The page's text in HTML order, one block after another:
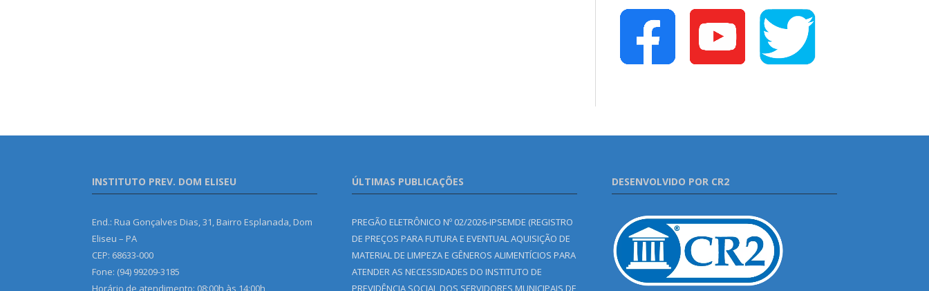
INSTITUTO PREV. DOM ELISEU
End.: Rua Gonçalves Dias, 31, Bairro Esplanada, Dom
Eliseu – PA
CEP: 68633-000
Fone: (94) 99209-3185
Horário de atendimento: 08:00h às 14:00h
ÚLTIMAS PUBLICAÇÕES
PREGÃO ELETRÔNICO Nº 02/2026-IPSEMDE (REGISTRO
DE PREÇOS PARA FUTURA E EVENTUAL AQUISIÇÃO DE
MATERIAL DE LIMPEZA E GÊNEROS ALIMENTÍCIOS PARA
ATENDER AS NECESSIDADES DO INSTITUTO DE
PREVIDÊNCIA SOCIAL DOS SERVIDORES MUNICIPAIS DE
DESENVOLVIDO POR CR2